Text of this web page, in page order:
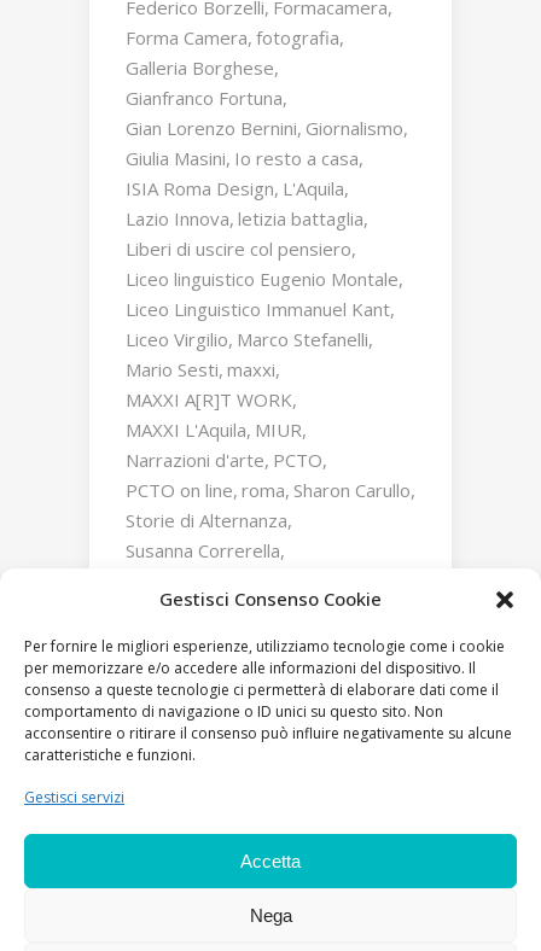
Gestisci Consenso Cookie
Per fornire le migliori esperienze, utilizziamo tecnologie come i cookie
per memorizzare e/o accedere alle informazioni del dispositivo. Il
consenso a queste tecnologie ci permetterà di elaborare dati come il
comportamento di navigazione o ID unici su questo sito. Non
acconsentire o ritirare il consenso può influire negativamente su alcune
caratteristiche e funzioni.
Gestisci servizi
Accetta
Nega
Federico Borzelli Formacamera
Forma Camera fotografia
Galleria Borghese
Gianfranco Fortuna
Gian Lorenzo Bernini Giornalismo
Giulia Masini Io resto a casa
ISIA Roma Design L'Aquila
Lazio Innova letizia battaglia
Liberi di uscire col pensiero
Liceo linguistico Eugenio Montale
Liceo Linguistico Immanuel Kant
Liceo Virgilio Marco Stefanelli
Mario Sesti maxxi
MAXXI A[R]T WORK
MAXXI L'Aquila MIUR
Narrazioni d'arte PCTO
PCTO on line roma Sharon Carullo
Storie di Alternanza
Susanna Correrella
William Kentridge Zaha Hadid